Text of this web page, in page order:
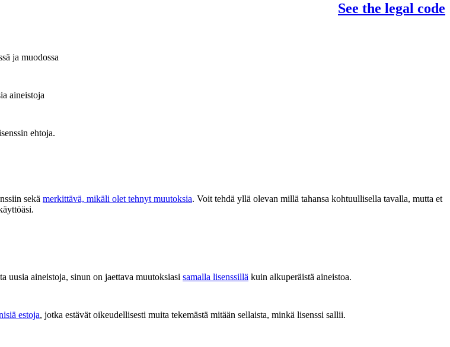
See the legal code
ja muodossa
aineistoja
ehtoja.
sekä merkittävä, mikäli olet tehnyt muutoksia. Voit tehdä yllä olevan millä tahansa kohtuullisella tavalla, mutta et
uusia aineistoja, sinun on jaettava muutoksiasi samalla lisenssillä kuin alkuperäistä aineistoa.
estoja, jotka estävät oikeudellisesti muita tekemästä mitään sellaista, minkä lisenssi sallii.